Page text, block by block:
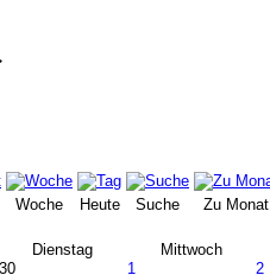
Woche Heute Suche
Zu Monat
Dienstag Mittwoch
30 1 2